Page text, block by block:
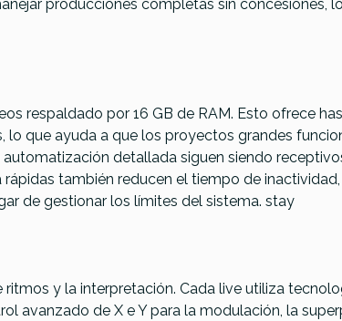
producciones completas sin concesiones,
respaldado por 16 GB de RAM. Esto ofrece
que ayuda a que los proyectos grandes
detallada siguen siendo
también reducen el tiempo de
de gestionar los límites del sistema. stay
y la interpretación. Cada live utiliza
avanzado de X e Y para la modulación, la